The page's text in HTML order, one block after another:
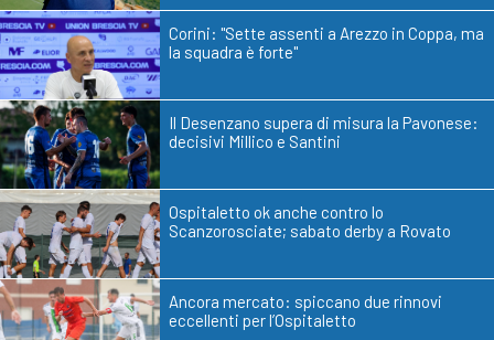
Corini: "Sette assenti a Arezzo in Coppa, ma
la squadra è forte"
Il Desenzano supera di misura la Pavonese:
decisivi Millico e Santini
Ospitaletto ok anche contro lo
Scanzorosciate; sabato derby a Rovato
Ancora mercato: spiccano due rinnovi
eccellenti per l’Ospitaletto